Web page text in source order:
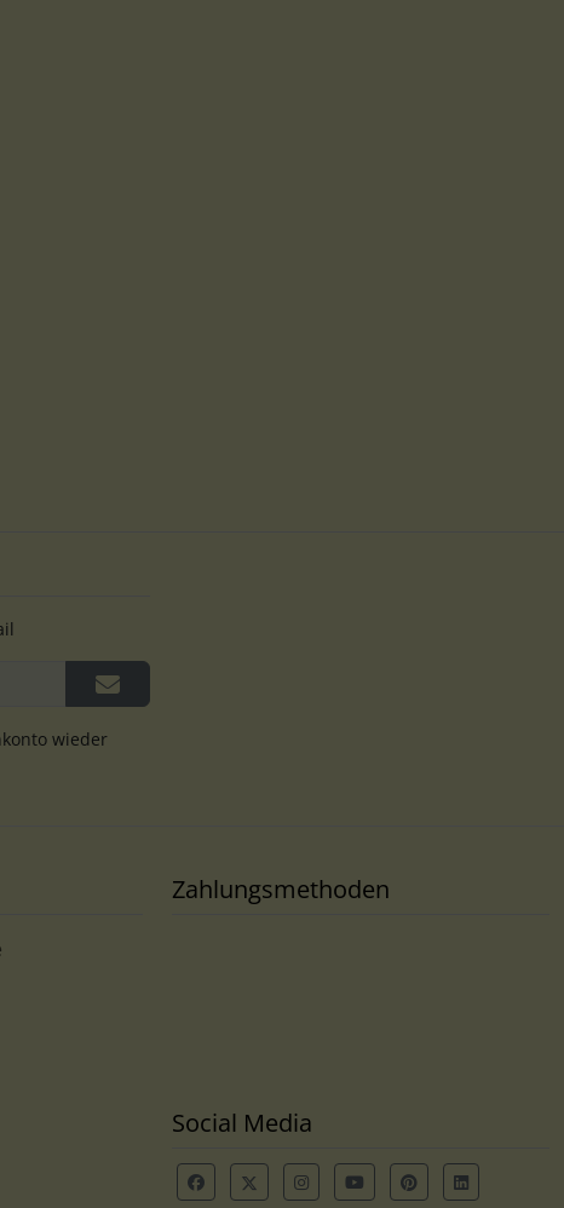
wieder
Zahlungsmethoden
Social Media